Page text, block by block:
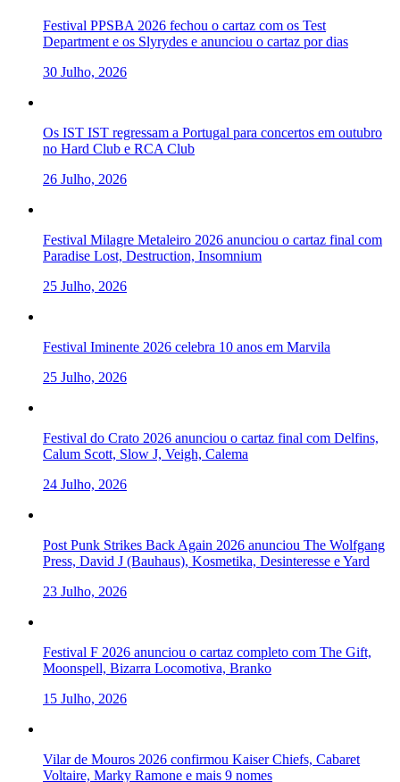
Festival PPSBA 2026 fechou o cartaz com os Test
Department e os Slyrydes e anunciou o cartaz por dias
30 Julho, 2026
Os IST IST regressam a Portugal para concertos em outubro
no Hard Club e RCA Club
26 Julho, 2026
Festival Milagre Metaleiro 2026 anunciou o cartaz final com
Paradise Lost, Destruction, Insomnium
25 Julho, 2026
Festival Iminente 2026 celebra 10 anos em Marvila
25 Julho, 2026
Festival do Crato 2026 anunciou o cartaz final com Delfins,
Calum Scott, Slow J, Veigh, Calema
24 Julho, 2026
Post Punk Strikes Back Again 2026 anunciou The Wolfgang
Press, David J (Bauhaus), Kosmetika, Desinteresse e Yard
23 Julho, 2026
Festival F 2026 anunciou o cartaz completo com The Gift,
Moonspell, Bizarra Locomotiva, Branko
15 Julho, 2026
Vilar de Mouros 2026 confirmou Kaiser Chiefs, Cabaret
Voltaire, Marky Ramone e mais 9 nomes